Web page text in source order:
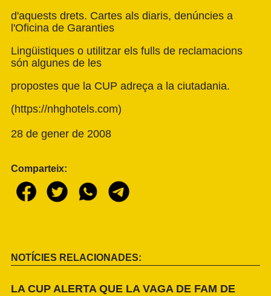
d'aquests drets. Cartes als diaris, denúncies a
l'Oficina de Garanties
Lingüistiques o utilitzar els fulls de reclamacions
són algunes de les
propostes que la CUP adreça a la ciutadania.
(https://nhghotels.com)
28 de gener de 2008
Comparteix:
NOTÍCIES RELACIONADES:
LA CUP ALERTA QUE LA VAGA DE FAM DE